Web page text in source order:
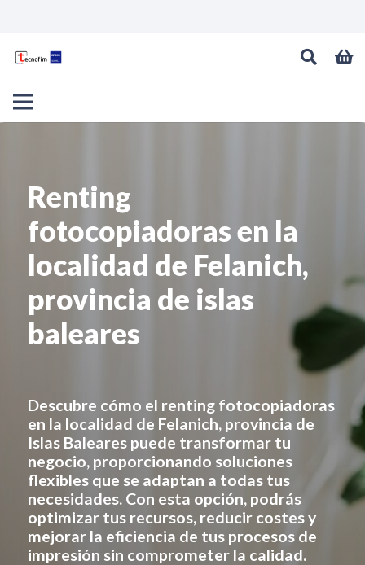
Renting
fotocopiadoras en la
localidad de Felanich,
provincia de islas
baleares
Descubre cómo el renting fotocopiadoras
en la localidad de Felanich, provincia de
Islas Baleares puede transformar tu
negocio, proporcionando soluciones
flexibles que se adaptan a todas tus
necesidades. Con esta opción, podrás
optimizar tus recursos, reducir costes y
mejorar la eficiencia de tus procesos de
impresión sin comprometer la calidad.